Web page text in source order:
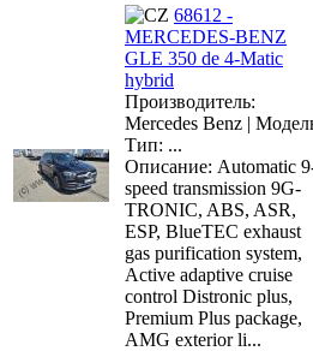
68612 -
MERCEDES-BENZ
GLE 350 de 4-Matic
hybrid
Производитель:
Mercedes Benz |
Тип: ...
Описание: Automatic
speed transmission 9G-
TRONIC, ABS, ASR,
ESP, BlueTEC exhaust
gas purification system,
Active adaptive cruise
control Distronic plus,
Premium Plus package,
AMG exterior li...